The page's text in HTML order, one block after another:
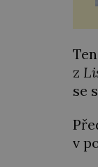
z
se
v